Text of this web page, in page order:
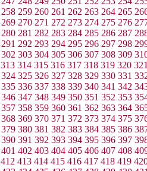
258 259 260 261 262 263 264 265
269 270 271 272 273 274 275 276
280 281 282 283 284 285 286 287
291 292 293 294 295 296 297 298
302 303 304 305 306 307 308 309
313 314 315 316 317 318 319 320
324 325 326 327 328 329 330 331
335 336 337 338 339 340 341 342
346 347 348 349 350 351 352 353
357 358 359 360 361 362 363 364
368 369 370 371 372 373 374 375
379 380 381 382 383 384 385 386
390 391 392 393 394 395 396 397
401 402 403 404 405 406 407 408
412 413 414 415 416 417 418 419